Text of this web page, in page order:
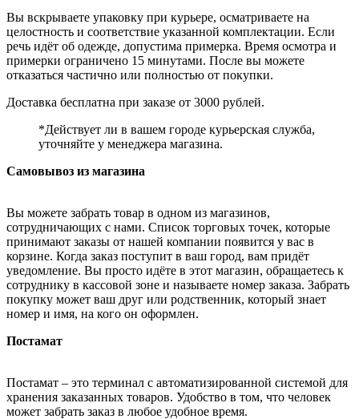
Вы вскрываете упаковку при курьере, осматриваете на
целостность и соответствие указанной комплектации. Если
речь идёт об одежде, допустима примерка. Время осмотра и
примерки ограничено 15 минутами. После вы можете
отказаться частично или полностью от покупки.
Доставка бесплатна при заказе от 3000 рублей.
*Действует ли в вашем городе курьерская служба,
уточняйте у менеджера магазина.
Самовывоз из магазина
Вы можете забрать товар в одном из магазинов,
сотрудничающих с нами. Список торговых точек, которые
принимают заказы от нашей компании появится у вас в
корзине. Когда заказ поступит в ваш город, вам придёт
уведомление. Вы просто идёте в этот магазин, обращаетесь к
сотруднику в кассовой зоне и называете номер заказа. Забрать
покупку может ваш друг или родственник, который знает
номер и имя, на кого он оформлен.
Постамат
Постамат – это терминал с автоматизированной системой для
хранения заказанных товаров. Удобство в том, что человек
может забрать заказ в любое удобное время.